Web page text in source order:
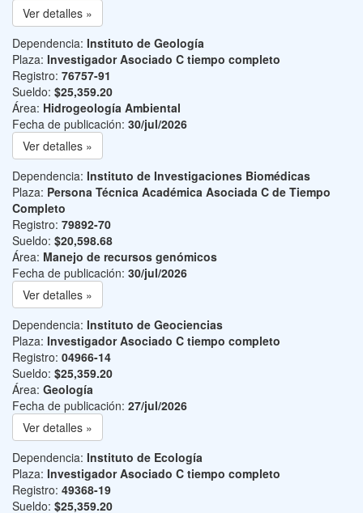
Ver detalles »
Dependencia: Instituto de Geología
Plaza: Investigador Asociado C tiempo completo
Registro: 76757-91
Sueldo: $25,359.20
Área: Hidrogeología Ambiental
Fecha de publicación: 30/jul/2026
Ver detalles »
Dependencia: Instituto de Investigaciones Biomédicas
Plaza: Persona Técnica Académica Asociada C de Tiempo
Completo
Registro: 79892-70
Sueldo: $20,598.68
Área: Manejo de recursos genómicos
Fecha de publicación: 30/jul/2026
Ver detalles »
Dependencia: Instituto de Geociencias
Plaza: Investigador Asociado C tiempo completo
Registro: 04966-14
Sueldo: $25,359.20
Área: Geología
Fecha de publicación: 27/jul/2026
Ver detalles »
Dependencia: Instituto de Ecología
Plaza: Investigador Asociado C tiempo completo
Registro: 49368-19
Sueldo: $25,359.20